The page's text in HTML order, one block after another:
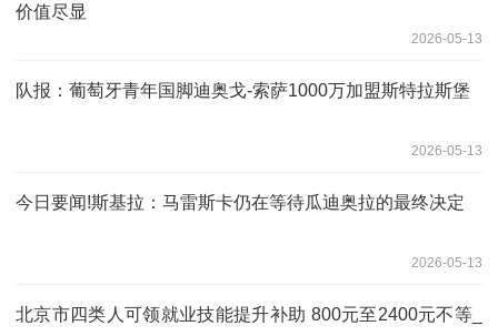
价值尽显
2026-05-13
队报：葡萄牙青年国脚迪奥戈-索萨1000万加盟斯特拉斯堡
2026-05-13
今日要闻!斯基拉：马雷斯卡仍在等待瓜迪奥拉的最终决定
2026-05-13
北京市四类人可领就业技能提升补助 800元至2400元不等_